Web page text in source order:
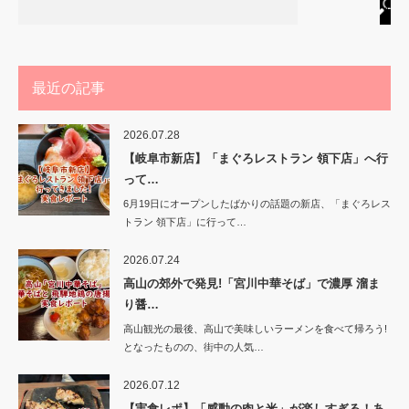
最近の記事
2026.07.28
【岐阜市新店】「まぐろレストラン 領下店」へ行
って…
6月19日にオープンしたばかりの話題の新店、「まぐろレス
トラン 領下店」に行って…
2026.07.24
高山の郊外で発見!「宮川中華そば」で濃厚 溜ま
り醤…
高山観光の最後、高山で美味しいラーメンを食べて帰ろう!
となったものの、街中の人気…
2026.07.12